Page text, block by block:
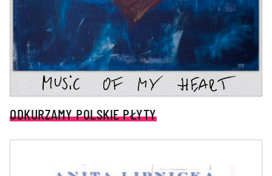
ODKURZAMY POLSKIE PŁYTY